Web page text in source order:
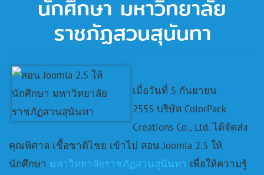
นักศึกษา มหาวิทยาลัย
ราชภัฏสวนสุนันทา
เมื่อวันที่ 5 กันยายน
2555 บริษัท ColorPack
Creations Co., Ltd. ได้จัดส่ง
คุณพิศาล เชื้อชาติไชย เข้าไป สอน Joomla 2.5 ให้
นักศึกษา มหาวิทยาลัยราชภัฏสวนสุนันทา เพื่อให้ความรู้